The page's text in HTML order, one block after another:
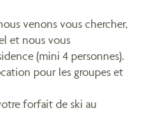
venons vous chercher,
et nous vous
(mini 4 personnes).
pour les groupes et
forfait de ski au